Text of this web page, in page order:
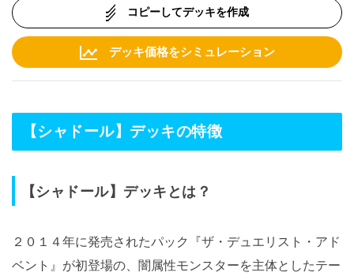
コピーしてデッキを作成
デッキ価格をシミュレーション
【シャドール】デッキの特徴
【シャドール】デッキとは？
２０１４年に発売されたパック『ザ・デュエリスト・アド
ベント』が初登場の、闇属性モンスターを主体としたテー